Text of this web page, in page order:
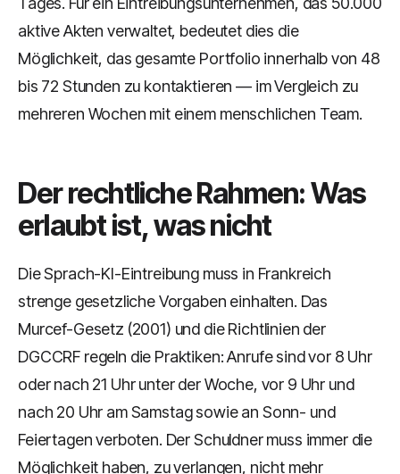
aktive Akten verwaltet, bedeutet dies die
Möglichkeit, das gesamte Portfolio innerhalb von 48
bis 72 Stunden zu kontaktieren — im Vergleich zu
mehreren Wochen mit einem menschlichen Team.
Der rechtliche Rahmen: Was
erlaubt ist, was nicht
Die Sprach-KI-Eintreibung muss in Frankreich
strenge gesetzliche Vorgaben einhalten. Das
Murcef-Gesetz (2001) und die Richtlinien der
DGCCRF regeln die Praktiken: Anrufe sind vor 8 Uhr
oder nach 21 Uhr unter der Woche, vor 9 Uhr und
nach 20 Uhr am Samstag sowie an Sonn- und
Feiertagen verboten. Der Schuldner muss immer die
Möglichkeit haben, zu verlangen, nicht mehr